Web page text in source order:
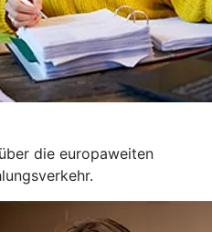
die europaweiten